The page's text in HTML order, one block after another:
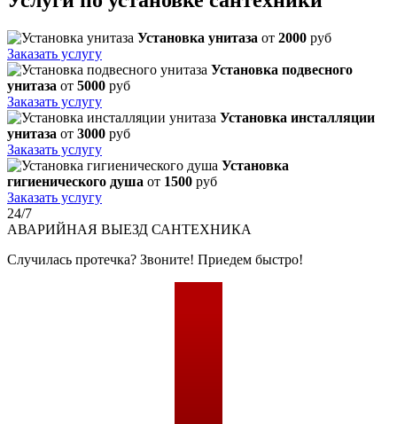
Установка унитаза от 2000 руб
Заказать услугу
Установка подвесного
унитаза от 5000 руб
Заказать услугу
Установка инсталляции
унитаза от 3000 руб
Заказать услугу
Установка
гигиенического душа от 1500 руб
Заказать услугу
24/7
АВАРИЙНАЯ ВЫЕЗД САНТЕХНИКА
Случилась протечка? Звоните! Приедем быстро!